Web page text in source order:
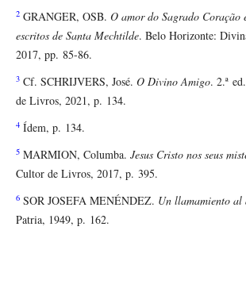
2 GRANGER, OSB. O amor do Sagrado Coração
escritos de Santa Mechtilde. Belo Horizonte:
2017, pp. 85-86.
3 Cf. SCHRIJVERS, José. O Divino Amigo. 2.ª
de Livros, 2021, p. 134.
4 Ídem, p. 134.
5 MARMION, Columba. Jesus Cristo nos seus
Cultor de Livros, 2017, p. 395.
6 SOR JOSEFA MENÉNDEZ. Un llamamiento al
Patria, 1949, p. 162.